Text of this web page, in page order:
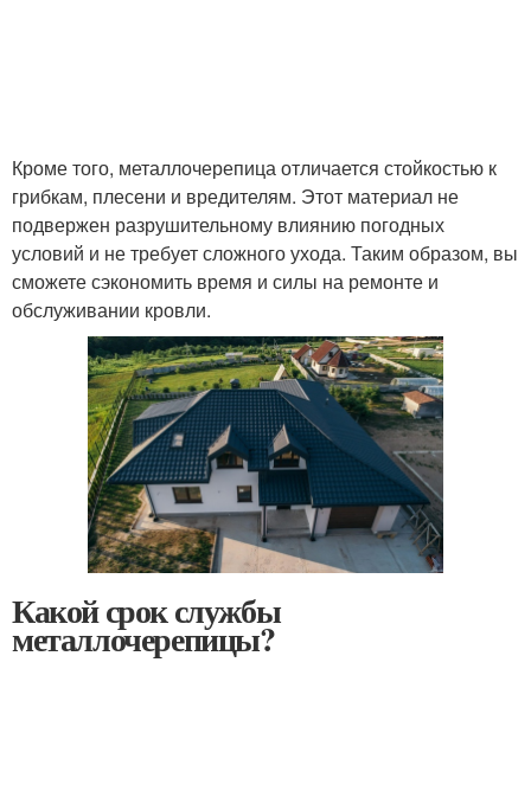
Кроме того, металлочерепица отличается стойкостью к
грибкам, плесени и вредителям. Этот материал не
подвержен разрушительному влиянию погодных
условий и не требует сложного ухода. Таким образом, вы
сможете сэкономить время и силы на ремонте и
обслуживании кровли.
Какой срок службы
металлочерепицы?